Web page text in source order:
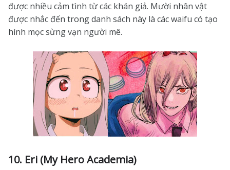
được nhiều cảm tình từ các khán giả. Mười nhân vật
được nhắc đến trong danh sách này là các waifu có tạo
hình mọc sừng vạn người mê.
10. Eri (My Hero Academia)